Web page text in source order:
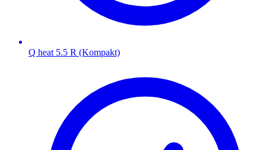
Q heat 5.5 R (Kompakt)